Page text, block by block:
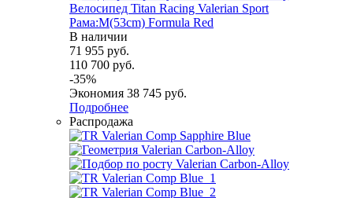
Велосипед Titan Racing Valerian Sport
Рама:M(53cm) Formula Red
В наличии
71 955 руб.
110 700 руб.
-35%
Экономия 38 745 руб.
Подробнее
Распродажа